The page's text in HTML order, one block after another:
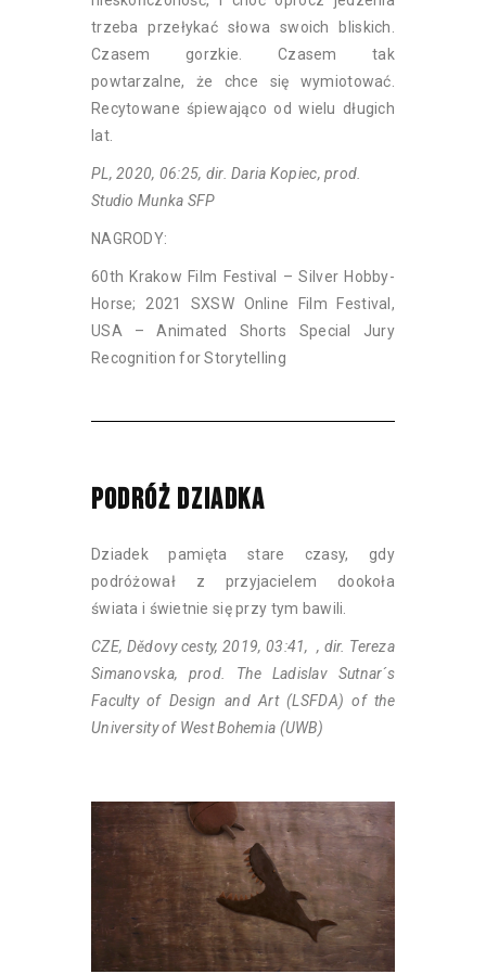
trzeba przełykać słowa swoich bliskich.
Czasem gorzkie. Czasem tak
powtarzalne, że chce się wymiotować.
Recytowane śpiewająco od wielu długich
lat.
PL, 2020, 06:25, dir. Daria Kopiec, prod.
Studio Munka SFP
NAGRODY:
60th Krakow Film Festival – Silver Hobby-
Horse; 2021 SXSW Online Film Festival,
USA – Animated Shorts Special Jury
Recognition for Storytelling
PODRÓŻ DZIADKA
Dziadek pamięta stare czasy, gdy
podróżował z przyjacielem dookoła
świata i świetnie się przy tym bawili.
CZE, Dědovy cesty, 2019, 03:41, , dir. Tereza
Simanovska, prod. The Ladislav Sutnar´s
Faculty of Design and Art (LSFDA) of the
University of West Bohemia (UWB)